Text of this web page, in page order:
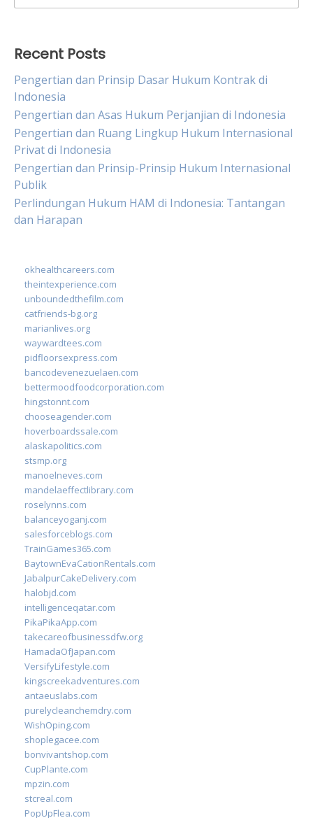
for:
Recent Posts
Pengertian dan Prinsip Dasar Hukum Kontrak di
Indonesia
Pengertian dan Asas Hukum Perjanjian di Indonesia
Pengertian dan Ruang Lingkup Hukum Internasional
Privat di Indonesia
Pengertian dan Prinsip-Prinsip Hukum Internasional
Publik
Perlindungan Hukum HAM di Indonesia: Tantangan
dan Harapan
okhealthcareers.com
theintexperience.com
unboundedthefilm.com
catfriends-bg.org
marianlives.org
waywardtees.com
pidfloorsexpress.com
bancodevenezuelaen.com
bettermoodfoodcorporation.com
hingstonnt.com
chooseagender.com
hoverboardssale.com
alaskapolitics.com
stsmp.org
manoelneves.com
mandelaeffectlibrary.com
roselynns.com
balanceyoganj.com
salesforceblogs.com
TrainGames365.com
BaytownEvaCationRentals.com
JabalpurCakeDelivery.com
halobjd.com
intelligenceqatar.com
PikaPikaApp.com
takecareofbusinessdfw.org
HamadaOfJapan.com
VersifyLifestyle.com
kingscreekadventures.com
antaeuslabs.com
purelycleanchemdry.com
WishOping.com
shoplegacee.com
bonvivantshop.com
CupPlante.com
mpzin.com
stcreal.com
PopUpFlea.com